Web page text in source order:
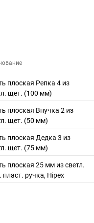
плоская Репка 4 из
щет. (100 мм)
плоская Внучка 2 из
щет. (50 мм)
плоская Дедка 3 из
щет. (75 мм)
плоская 25 мм из светл.
пласт. ручка, Hipex